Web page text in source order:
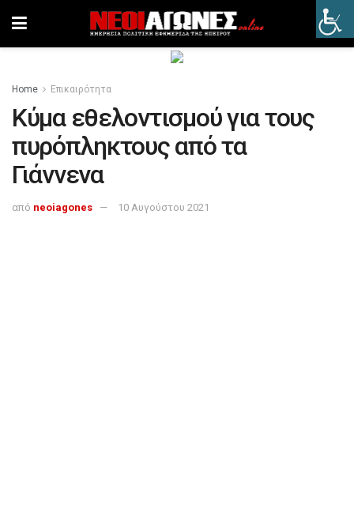
Home Επικαιρότητα
Κύμα εθελοντισμού για τους
πυρόπληκτους από τα
Γιάννενα
από neoiagones 10 Αυγούστου 2021